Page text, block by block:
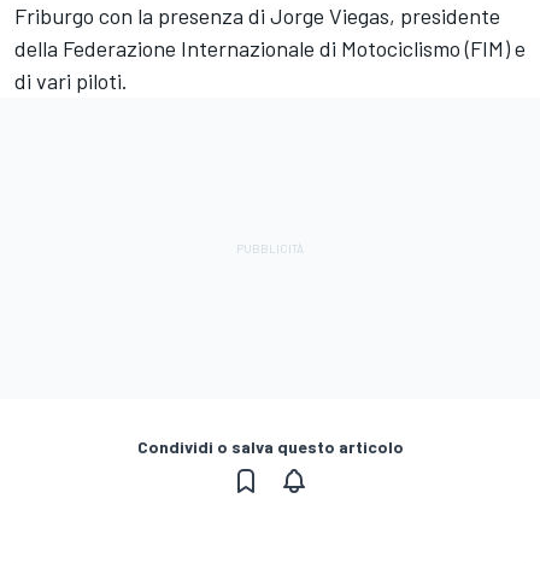
Friburgo con la presenza di Jorge Viegas, presidente
della Federazione Internazionale di Motociclismo (FIM) e
di vari piloti.
Condividi o salva questo articolo